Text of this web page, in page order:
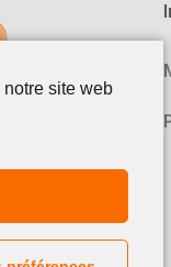
site web